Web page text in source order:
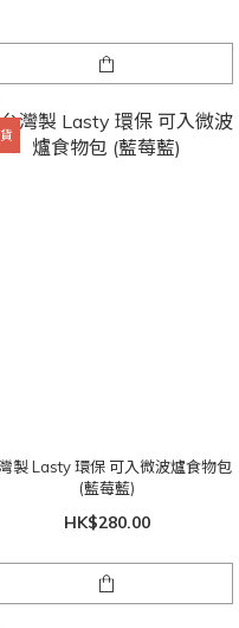
製 Lasty 環保 可入微波爐食物包
(藍莓藍)
HK$280.00